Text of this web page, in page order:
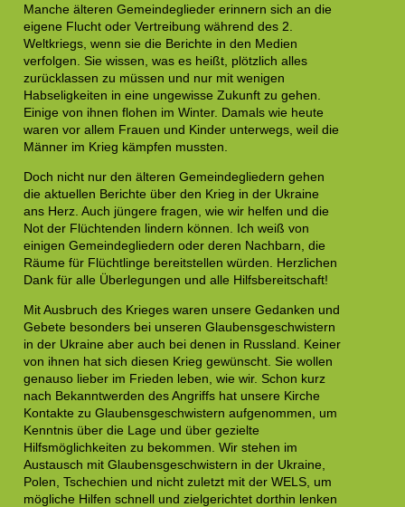
Manche älteren Gemeindeglieder erinnern sich an die
eigene Flucht oder Vertreibung während des 2.
Weltkriegs, wenn sie die Berichte in den Medien
verfolgen. Sie wissen, was es heißt, plötzlich alles
zurücklassen zu müssen und nur mit wenigen
Habseligkeiten in eine ungewisse Zukunft zu gehen.
Einige von ihnen flohen im Winter. Damals wie heute
waren vor allem Frauen und Kinder unterwegs, weil die
Männer im Krieg kämpfen mussten.
Doch nicht nur den älteren Gemeindegliedern gehen
die aktuellen Berichte über den Krieg in der Ukraine
ans Herz. Auch jüngere fragen, wie wir helfen und die
Not der Flüchtenden lindern können. Ich weiß von
einigen Gemeindegliedern oder deren Nachbarn, die
Räume für Flüchtlinge bereitstellen würden. Herzlichen
Dank für alle Überlegungen und alle Hilfsbereitschaft!
Mit Ausbruch des Krieges waren unsere Gedanken und
Gebete besonders bei unseren Glaubensgeschwistern
in der Ukraine aber auch bei denen in Russland. Keiner
von ihnen hat sich diesen Krieg gewünscht. Sie wollen
genauso lieber im Frieden leben, wie wir. Schon kurz
nach Bekanntwerden des Angriffs hat unsere Kirche
Kontakte zu Glaubensgeschwistern aufgenommen, um
Kenntnis über die Lage und über gezielte
Hilfsmöglichkeiten zu bekommen. Wir stehen im
Austausch mit Glaubensgeschwistern in der Ukraine,
Polen, Tschechien und nicht zuletzt mit der WELS, um
mögliche Hilfen schnell und zielgerichtet dorthin lenken